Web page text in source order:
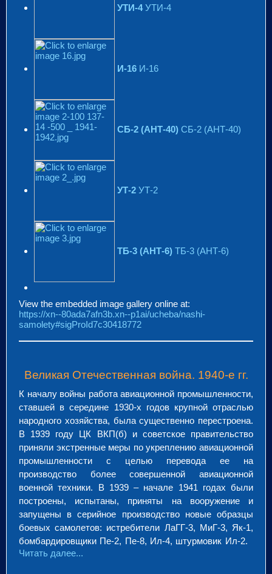
УТИ-4 УТИ-4
И-16 И-16
СБ-2 (АНТ-40) СБ-2 (АНТ-40)
УТ-2 УТ-2
ТБ-3 (АНТ-6) ТБ-3 (АНТ-6)
View the embedded image gallery online at:
https://xn--80ada7afn3b.xn--p1ai/ucheba/nashi-
samolety#sigProId7c30418772
Великая Отечественная война. 1940-е гг.
К началу войны работа авиационной промышленности,
ставшей в середине 1930-х годов крупной отраслью
народного хозяйства, была существенно перестроена.
В 1939 году ЦК ВКП(б) и советское правительство
приняли экстренные меры по укреплению авиационной
промышленности с целью перевода ее на
производство более совершенной авиационной
военной техники. В 1939 – начале 1941 годах были
построены, испытаны, приняты на вооружение и
запущены в серийное производство новые образцы
боевых самолетов: истребители ЛаГГ-3, МиГ-3, Як-1,
бомбардировщики Пе-2, Пе-8, Ил-4, штурмовик Ил-2.
Читать далее...